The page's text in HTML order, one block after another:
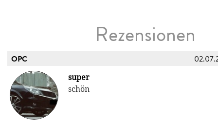
Rezensionen
OPC
super
schön